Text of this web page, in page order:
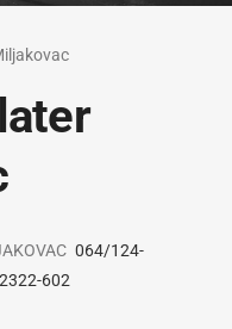
064/124-
602